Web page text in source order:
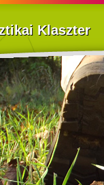
Klaszter